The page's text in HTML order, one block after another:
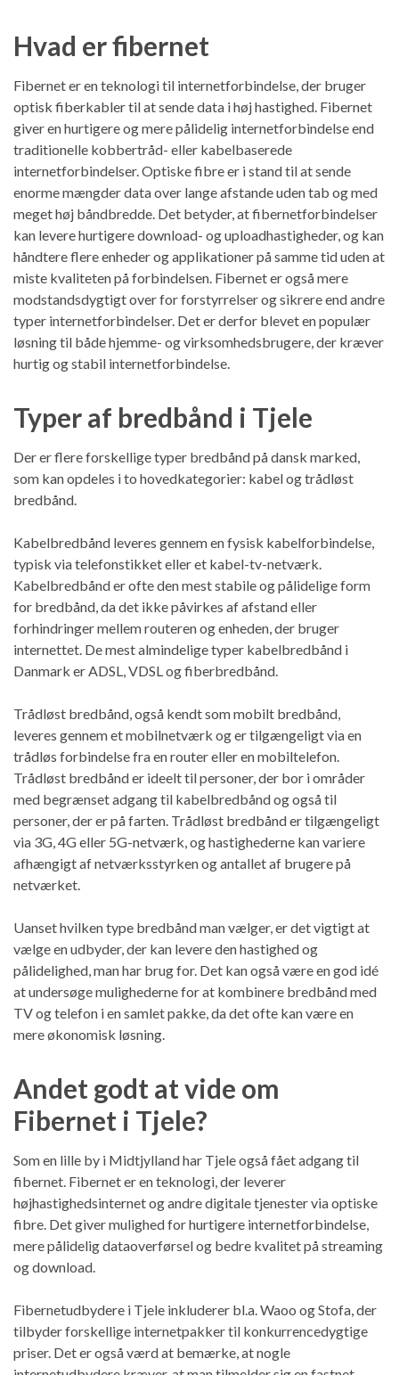
Hvad er fibernet
Fibernet er en teknologi til internetforbindelse, der bruger
optisk fiberkabler til at sende data i høj hastighed. Fibernet
giver en hurtigere og mere pålidelig internetforbindelse end
traditionelle kobbertråd- eller kabelbaserede
internetforbindelser. Optiske fibre er i stand til at sende
enorme mængder data over lange afstande uden tab og med
meget høj båndbredde. Det betyder, at fibernetforbindelser
kan levere hurtigere download- og uploadhastigheder, og kan
håndtere flere enheder og applikationer på samme tid uden at
miste kvaliteten på forbindelsen. Fibernet er også mere
modstandsdygtigt over for forstyrrelser og sikrere end andre
typer internetforbindelser. Det er derfor blevet en populær
løsning til både hjemme- og virksomhedsbrugere, der kræver
hurtig og stabil internetforbindelse.
Typer af bredbånd i Tjele
Der er flere forskellige typer bredbånd på dansk marked,
som kan opdeles i to hovedkategorier: kabel og trådløst
bredbånd.
Kabelbredbånd leveres gennem en fysisk kabelforbindelse,
typisk via telefonstikket eller et kabel-tv-netværk.
Kabelbredbånd er ofte den mest stabile og pålidelige form
for bredbånd, da det ikke påvirkes af afstand eller
forhindringer mellem routeren og enheden, der bruger
internettet. De mest almindelige typer kabelbredbånd i
Danmark er ADSL, VDSL og fiberbredbånd.
Trådløst bredbånd, også kendt som mobilt bredbånd,
leveres gennem et mobilnetværk og er tilgængeligt via en
trådløs forbindelse fra en router eller en mobiltelefon.
Trådløst bredbånd er ideelt til personer, der bor i områder
med begrænset adgang til kabelbredbånd og også til
personer, der er på farten. Trådløst bredbånd er tilgængeligt
via 3G, 4G eller 5G-netværk, og hastighederne kan variere
afhængigt af netværksstyrken og antallet af brugere på
netværket.
Uanset hvilken type bredbånd man vælger, er det vigtigt at
vælge en udbyder, der kan levere den hastighed og
pålidelighed, man har brug for. Det kan også være en god idé
at undersøge mulighederne for at kombinere bredbånd med
TV og telefon i en samlet pakke, da det ofte kan være en
mere økonomisk løsning.
Andet godt at vide om
Fibernet i Tjele?
Som en lille by i Midtjylland har Tjele også fået adgang til
fibernet. Fibernet er en teknologi, der leverer
højhastighedsinternet og andre digitale tjenester via optiske
fibre. Det giver mulighed for hurtigere internetforbindelse,
mere pålidelig dataoverførsel og bedre kvalitet på streaming
og download.
Fibernetudbydere i Tjele inkluderer bl.a. Waoo og Stofa, der
tilbyder forskellige internetpakker til konkurrencedygtige
priser. Det er også værd at bemærke, at nogle